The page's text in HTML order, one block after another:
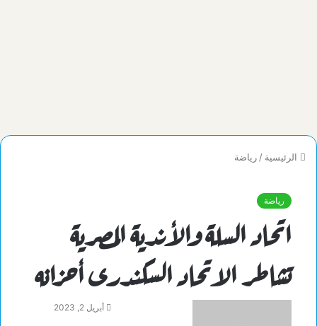
الرئيسية / رياضة
رياضة
اتحاد السلة والأندية المصرية
تشاطر الاتحاد السكندرى أحزانه
أبريل 2, 2023